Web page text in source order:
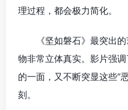
理过程，都会极力简化。
《坚如磐石》最突出
物非常立体真实。影片强
的一面，又不断突显这些“
刻。